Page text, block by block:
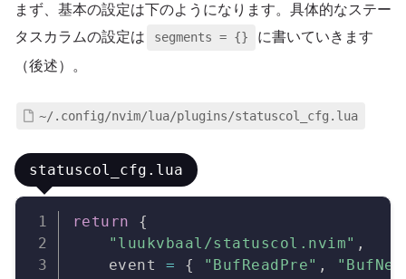
まず、基本の設定は下のようになります。具体的なステー
タスカラムの設定は
segments = {}
に書いていきます
（後述）。
~/.config/nvim/lua/plugins/statuscol_cfg.lua
statuscol_cfg.lua
return
{
"luukvbaal/statuscol.nvim" ,
    event
= { "BufReadPre" ,